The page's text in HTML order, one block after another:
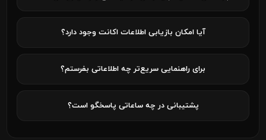
آیا امکان بازیابی اطلاعات اکانت وجود دارد؟
برای راهنمایی سریع‌تر چه اطلاعاتی بفرستم؟
پشتیبانی در چه ساعاتی پاسخگو است؟